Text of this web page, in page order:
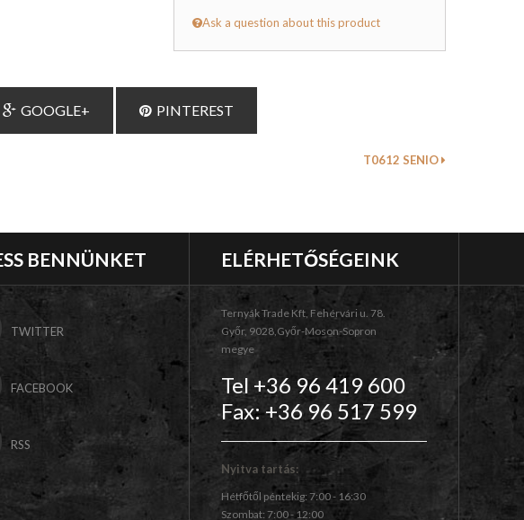
Ask a question about this product
GOOGLE+ PINTEREST
T0612 SENIO
BENNÜNKET
TWITTER
FACEBOOK
RSS
ELÉRHETŐSÉGEINK
Ternyák Trade Kft, Fehérvári u. 78.
Győr, 9028,Győr-Moson-Sopron
megye
Tel +36 96 419 600
Fax: +36 96 517 599
Nyitva tartás:
Hétfőtől péntekig: 7:00 - 16:30
Szombat: 7:00 - 12:00